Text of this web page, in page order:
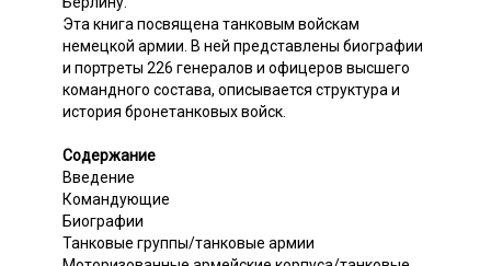
Эта книга посвящена танковым войскам
немецкой армии. В ней представлены биографии
и портреты 226 генералов и офицеров высшего
командного состава, описывается структура и
история бронетанковых войск.
Содержание
Введение
Командующие
Биографии
Танковые группы/танковые армии